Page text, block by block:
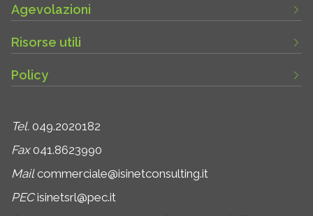
Agevolazioni
Risorse utili
Policy
Tel. 049.2020182
Fax041.8623990
Mailcommerciale@isinetconsulting.it
PECisinetsrl@pec.it